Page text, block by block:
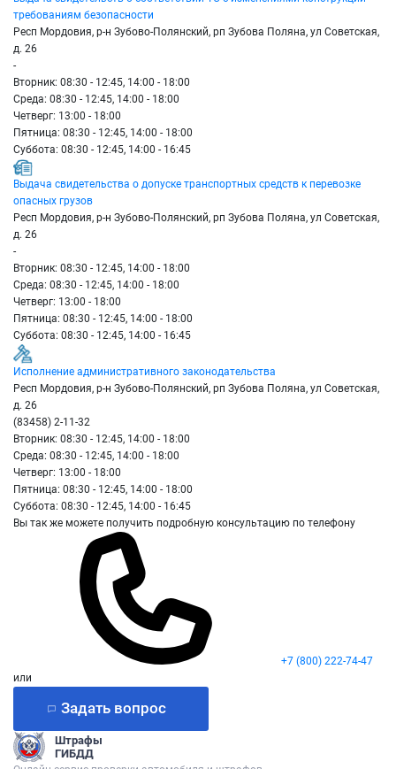
требованиям безопасности
Респ Мордовия, р-н Зубово-Полянский, рп Зубова Поляна, ул Советская,
д. 26
-
Вторник: 08:30 - 12:45, 14:00 - 18:00
Среда: 08:30 - 12:45, 14:00 - 18:00
Четверг: 13:00 - 18:00
Пятница: 08:30 - 12:45, 14:00 - 18:00
Суббота: 08:30 - 12:45, 14:00 - 16:45
Выдача свидетельства о допуске транспортных средств к перевозке
опасных грузов
Респ Мордовия, р-н Зубово-Полянский, рп Зубова Поляна, ул Советская,
д. 26
-
Вторник: 08:30 - 12:45, 14:00 - 18:00
Среда: 08:30 - 12:45, 14:00 - 18:00
Четверг: 13:00 - 18:00
Пятница: 08:30 - 12:45, 14:00 - 18:00
Суббота: 08:30 - 12:45, 14:00 - 16:45
Исполнение административного законодательства
Респ Мордовия, р-н Зубово-Полянский, рп Зубова Поляна, ул Советская,
д. 26
(83458) 2-11-32
Вторник: 08:30 - 12:45, 14:00 - 18:00
Среда: 08:30 - 12:45, 14:00 - 18:00
Четверг: 13:00 - 18:00
Пятница: 08:30 - 12:45, 14:00 - 18:00
Суббота: 08:30 - 12:45, 14:00 - 16:45
Вы так же можете получить подробную консультацию по телефону
+7 (800) 222-74-47
или
Задать вопрос
Штрафы
ГИБДД